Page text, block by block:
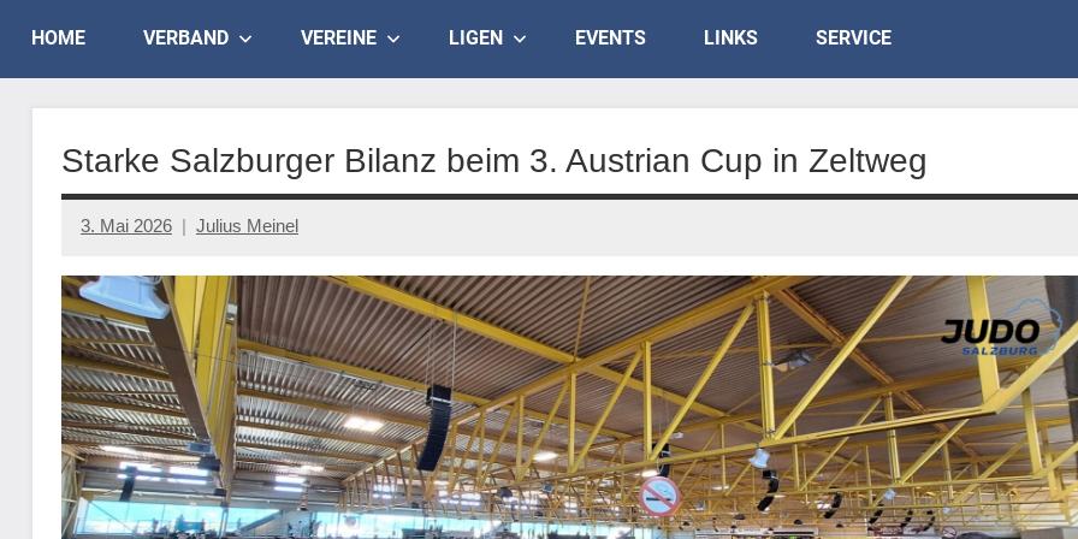
content
Judo
Landesverband
Salzburg
HOME VERBAND VEREINE LIGEN EVENTS LINKS SERVICE
Starke Salzburger Bilanz beim 3. Austrian Cup in Zeltweg
3. Mai 2026 Julius Meinel